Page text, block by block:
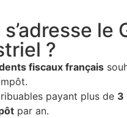
le
?
fiscaux français
payant plus de 3
par an.